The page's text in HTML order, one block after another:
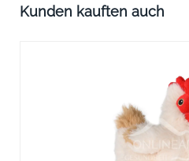
Produktgalerie überspringen
Kunden kauften auch